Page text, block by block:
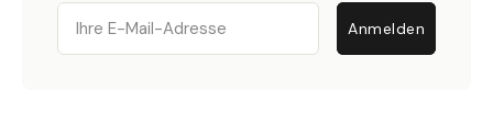
Email
Anmelden